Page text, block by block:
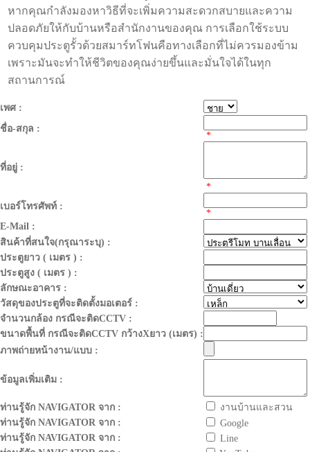
หากคุณกำลังมองหาวิธีที่จะเพิ่มความสะดวกสบายและความ
ปลอดภัยให้กับบ้านหรือสำนักงานของคุณ การเลือกใช้ระบบ
ควบคุมประตูรั้วด้วยสมาร์ทโฟนคือทางเลือกที่ไม่ควรมองข้าม
เพราะมันจะทำให้ชีวิตของคุณง่ายขึ้นและมั่นใจได้ในทุก
สถานการณ์
เพศ :
ชื่อ-สกุล :
*
ที่อยู่ :
*
เบอร์โทรศัพท์ :
*
E-Mail :
สินค้าที่สนใจ(กรุณาระบุ) :
ประตูยาว ( เมตร ) :
ประตูสูง ( เมตร ) :
ลักษณะอาคาร :
วัสดุของประตูที่จะติดตั้งมอเตอร์ :
จำนวนกล้อง กรณีจะติดCCTV :
ขนาดพื้นที่ กรณีจะติดCCTV กว้างXยาว (เมตร) :
ภาพถ่ายหน้างาน/แบบ :
ข้อมูลเพิ่มเติม :
ท่านรู้จัก NAVIGATOR จาก :
งานบ้านและสวน
ท่านรู้จัก NAVIGATOR จาก :
Google
ท่านรู้จัก NAVIGATOR จาก :
Line